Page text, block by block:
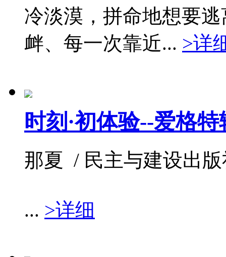
冷淡漠，拼命地想要
衅、每一次靠近... >详
时刻·初体验--爱格特
那夏 / 民主与建设出
... >详细